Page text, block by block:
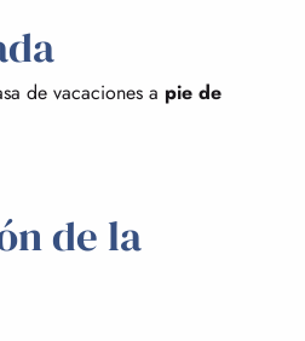
de vacaciones a pie de
de la